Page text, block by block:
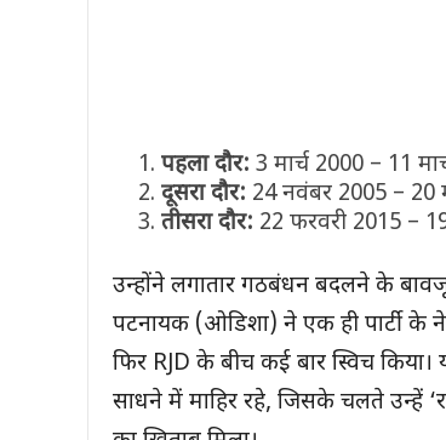
पहला दौर: 3 मार्च 2000 – 11
दूसरा दौर: 24 नवंबर 2005 – 20
तीसरा दौर: 22 फरवरी 2015 –
उन्होंने लगातार गठबंधन बदलने के
पटनायक (ओडिशा) ने एक ही पार्टी के
फिर RJD के बीच कई बार स्विच
साधने में माहिर रहे, जिसके चलते